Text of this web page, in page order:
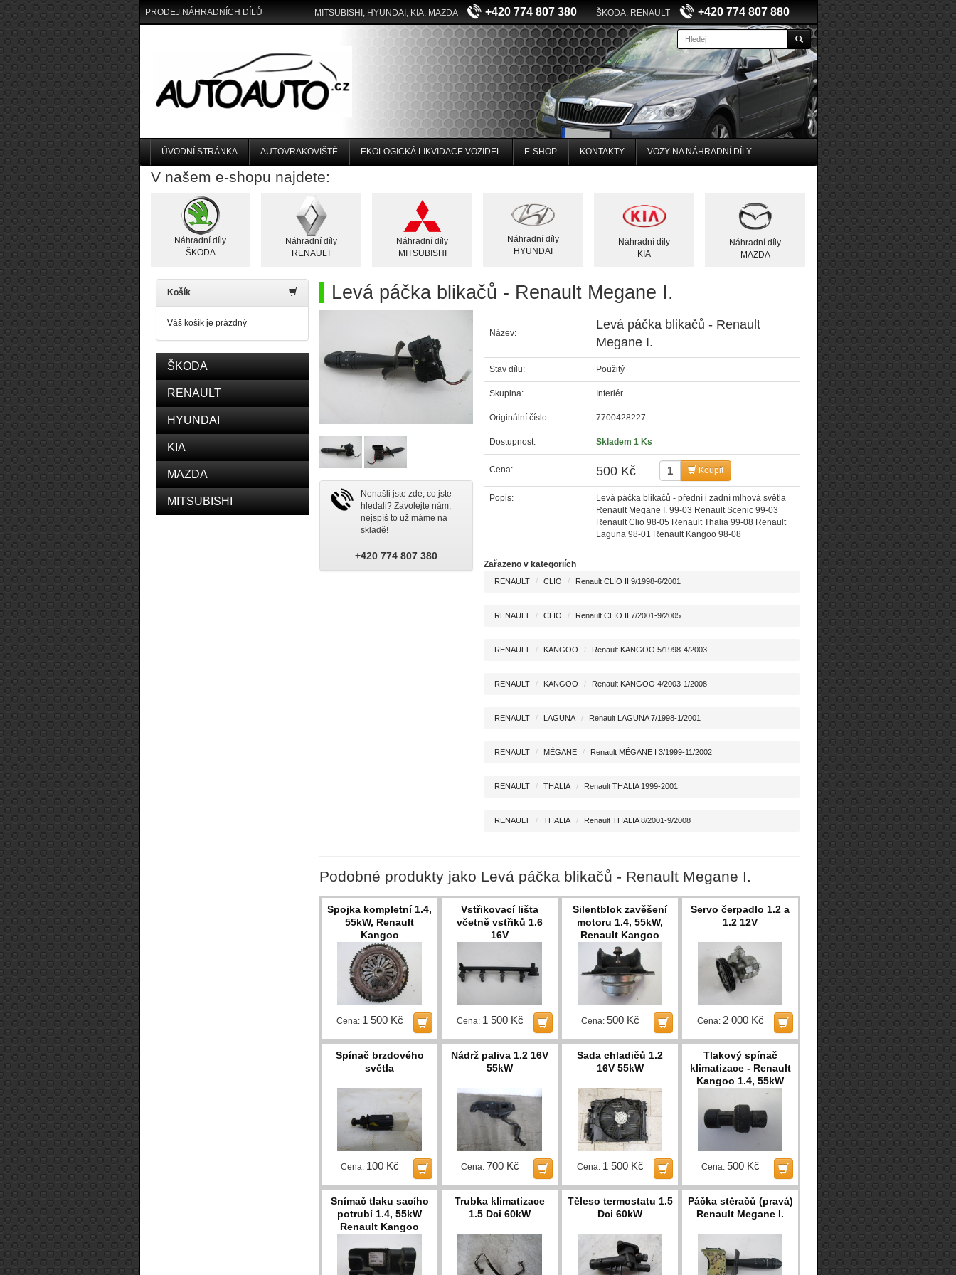
PRODEJ NÁHRADNÍCH DÍLŮ MITSUBISHI, HYUNDAI, KIA, MAZDA +420 774 807 380 ŠKODA, RENAULT +420 774 807 880
ÚVODNÍ STRÁNKA AUTOVRAKOVIŠTĚ EKOLOGICKÁ LIKVIDACE VOZIDEL E-SHOP KONTAKTY VOZY NA NÁHRADNÍ DÍLY
V našem e-shopu najdete:
Náhradní díly
ŠKODA
Náhradní díly
RENAULT
Náhradní díly
MITSUBISHI
Náhradní díly
HYUNDAI
Náhradní díly
KIA
Náhradní díly
MAZDA
Košík
Váš košík je prázdný
ŠKODA
RENAULT
HYUNDAI
KIA
MAZDA
MITSUBISHI
Levá páčka blikačů - Renault Megane I.
Nenašli jste zde, co jste
hledali? Zavolejte nám,
nejspíš to už máme na
skladě!
+420 774 807 380
Název:
Levá páčka blikačů - Renault
Megane I.
Stav dílu: Použitý
Skupina: Interiér
Originální číslo: 7700428227
Dostupnost: Skladem 1 Ks
Cena: 500 Kč Koupit
Popis:
Levá páčka blikačů - přední i zadní mlhová světla
Renault Megane I. 99-03 Renault Scenic 99-03
Renault Clio 98-05 Renault Thalia 99-08 Renault
Laguna 98-01 Renault Kangoo 98-08
Zařazeno v kategoriích
RENAULT CLIO Renault CLIO II 9/1998-6/2001
RENAULT CLIO Renault CLIO II 7/2001-9/2005
RENAULT KANGOO Renault KANGOO 5/1998-4/2003
RENAULT KANGOO Renault KANGOO 4/2003-1/2008
RENAULT LAGUNA Renault LAGUNA 7/1998-1/2001
RENAULT MÉGANE Renault MÉGANE I 3/1999-11/2002
RENAULT THALIA Renault THALIA 1999-2001
RENAULT THALIA Renault THALIA 8/2001-9/2008
Podobné produkty jako Levá páčka blikačů - Renault Megane I.
Spojka kompletní 1.4,
55kW, Renault
Kangoo
Cena: 1 500 Kč
Vstřikovací lišta
včetně vstřiků 1.6
16V
Cena: 1 500 Kč
Silentblok zavěšení
motoru 1.4, 55kW,
Renault Kangoo
Cena:500 Kč
Servo čerpadlo 1.2 a
1.2 12V
Cena: 2 000 Kč
Spínač brzdového
světla
Cena: 100 Kč
Nádrž paliva 1.2 16V
55kW
Cena: 700 Kč
Sada chladičů 1.2
16V 55kW
Cena: 1 500 Kč
Tlakový spínač
klimatizace - Renault
Kangoo 1.4, 55kW
Cena:500 Kč
Snímač tlaku sacího
potrubí 1.4, 55kW
Renault Kangoo
Trubka klimatizace
1.5 Dci 60kW
Těleso termostatu 1.5
Dci 60kW
Páčka stěračů (pravá)
Renault Megane I.